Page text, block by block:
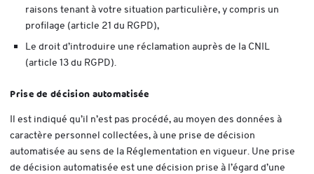
raisons tenant à votre situation particulière, y compris un
profilage (article 21 du RGPD),
Le droit d’introduire une réclamation auprès de la CNIL
(article 13 du RGPD).
Prise de décision automatisée
Il est indiqué qu’il n’est pas procédé, au moyen des données à
caractère personnel collectées, à une prise de décision
automatisée au sens de la Réglementation en vigueur. Une prise
de décision automatisée est une décision prise à l’égard d’une